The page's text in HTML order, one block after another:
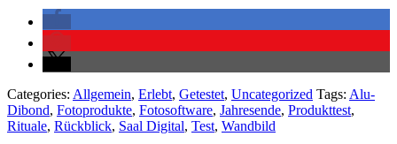
Categories: Allgemein, Erlebt, Getestet, Uncategorized Tags: Alu-
Dibond, Fotoprodukte, Fotosoftware, Jahresende, Produkttest,
Rituale, Rückblick, Saal Digital, Test, Wandbild